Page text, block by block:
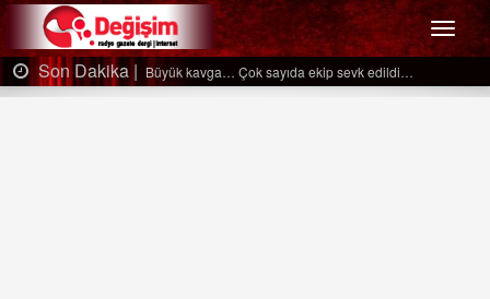
Menü
Son Dakika |Büyük kavga… Çok sayıda ekip sevk edildi…